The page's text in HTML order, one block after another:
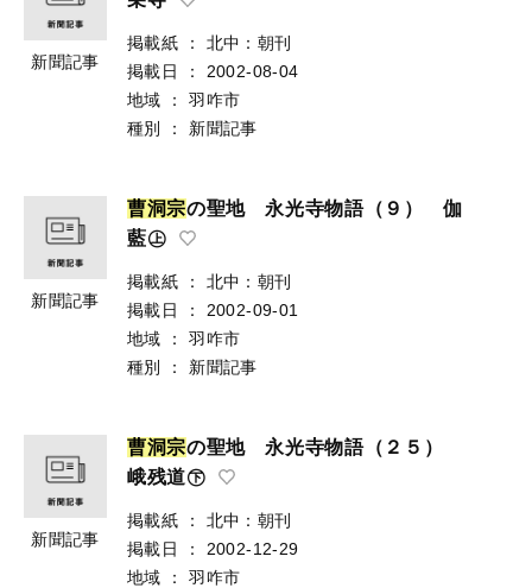
新聞記事
掲載紙 ：
北中：朝刊
掲載日
：
2002-08-04
地域
：
羽咋市
種別
： 新聞記事
新聞記事
曹洞宗の聖地 永光寺物語（９） 伽
藍㊤
掲載紙 ：
北中：朝刊
掲載日
：
2002-09-01
地域
：
羽咋市
種別
： 新聞記事
新聞記事
曹洞宗の聖地 永光寺物語（２５）
峨残道㊦
掲載紙 ：
北中：朝刊
掲載日
：
2002-12-29
地域
：
羽咋市